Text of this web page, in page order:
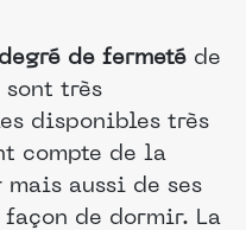
de fermeté de
sont très
disponibles très
compte de la
aussi de ses
façon de dormir. La